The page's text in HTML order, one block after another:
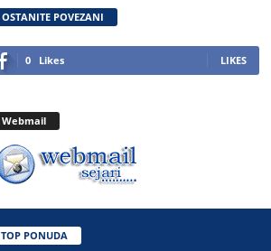
d
.
o
.
OSTANITE POVEZANI
0 Likes LIKES
Webmail
TOP PONUDA